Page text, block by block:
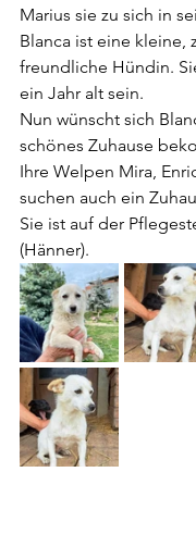
Marius sie zu sich in
Blanca ist eine kleine,
freundliche Hündin.
ein Jahr alt sein.
Nun wünscht sich
schönes Zuhause
Ihre Welpen Mira,
suchen auch ein
Sie ist auf der
(Hänner).